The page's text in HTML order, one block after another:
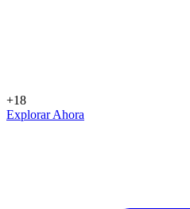
+18
Explorar Ahora